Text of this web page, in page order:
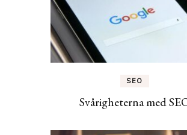
SEO
Svårigheterna med